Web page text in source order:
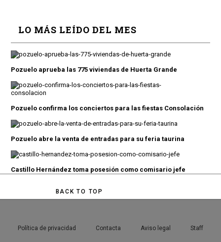
LO MÁS LEÍDO DEL MES
Pozuelo aprueba las 775 viviendas de Huerta Grande
Pozuelo confirma los conciertos para las fiestas Consolación
Pozuelo abre la venta de entradas para su feria taurina
Castillo Hernández toma posesión como comisario jefe
BACK TO TOP
Política de privacidad Contacta Aviso legal Staff